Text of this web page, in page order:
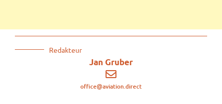
Redakteur
Jan Gruber
office@aviation.direct